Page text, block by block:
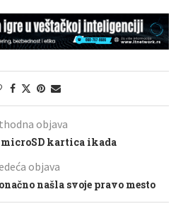
objava
microSD kartica ikada
objava
našla svoje pravo mesto